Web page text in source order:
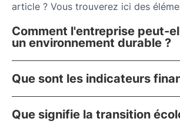
article ? Vous trouverez ici des
Comment l'entreprise peut-
un environnement durable ?
Que sont les indicateurs
Que signifie la transition